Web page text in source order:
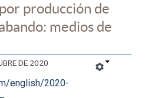
producción de
medios de
DE 2020
english/2020-